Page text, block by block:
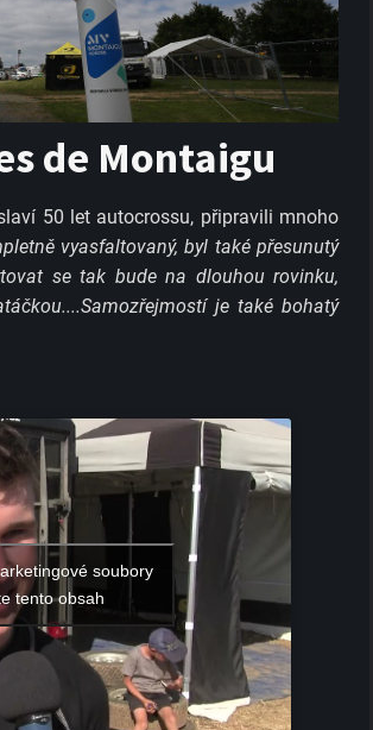
de Montaigu
50 let autocrossu, připravili mnoho
vyasfaltovaný, byl také přesunutý
se tak bude na dlouhou rovinku,
je také bohatý
soubory
tento obsah